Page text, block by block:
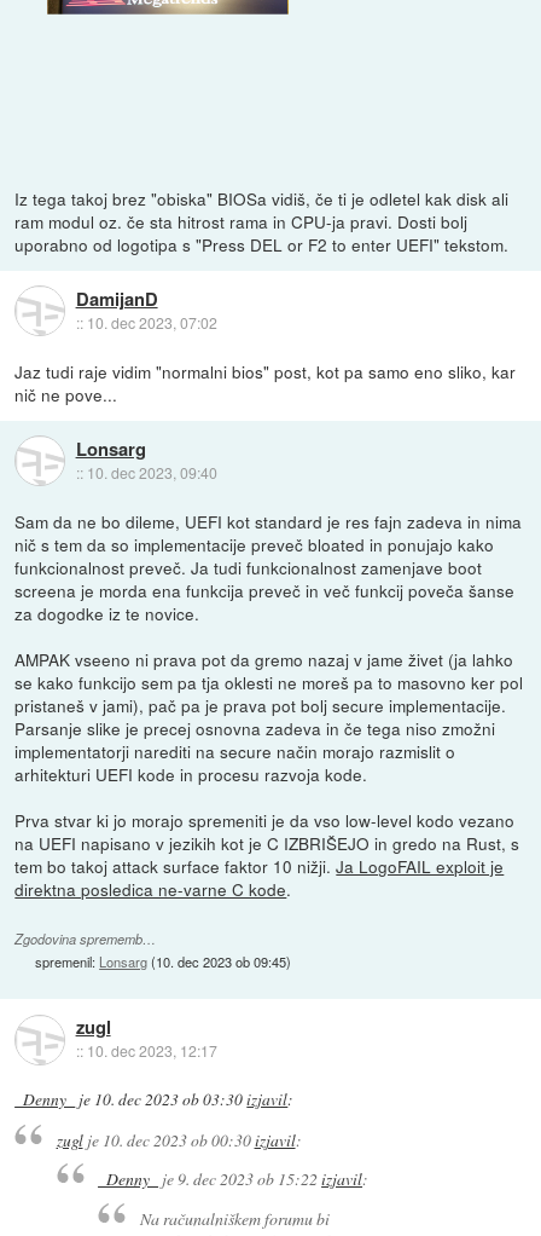
Iz tega takoj brez "obiska" BIOSa vidiš, če ti je odletel kak disk ali
ram modul oz. če sta hitrost rama in CPU-ja pravi. Dosti bolj
uporabno od logotipa s "Press DEL or F2 to enter UEFI" tekstom.
DamijanD
:: 10. dec 2023, 07:02
Jaz tudi raje vidim "normalni bios" post, kot pa samo eno sliko, kar
nič ne pove...
Lonsarg
:: 10. dec 2023, 09:40
Sam da ne bo dileme, UEFI kot standard je res fajn zadeva in nima
nič s tem da so implementacije preveč bloated in ponujajo kako
funkcionalnost preveč. Ja tudi funkcionalnost zamenjave boot
screena je morda ena funkcija preveč in več funkcij poveča šanse
za dogodke iz te novice.
AMPAK vseeno ni prava pot da gremo nazaj v jame živet (ja lahko
se kako funkcijo sem pa tja oklesti ne moreš pa to masovno ker pol
pristaneš v jami), pač pa je prava pot bolj secure implementacije.
Parsanje slike je precej osnovna zadeva in če tega niso zmožni
implementatorji narediti na secure način morajo razmislit o
arhitekturi UEFI kode in procesu razvoja kode.
Prva stvar ki jo morajo spremeniti je da vso low-level kodo vezano
na UEFI napisano v jezikih kot je C IZBRIŠEJO in gredo na Rust, s
tem bo takoj attack surface faktor 10 nižji.Ja LogoFAIL exploit je
direktna posledica ne-varne C kode.
Zgodovina sprememb…
spremenil: Lonsarg(10. dec 2023 ob 09:45)
zugl
:: 10. dec 2023, 12:17
_Denny_ je 10. dec 2023 ob 03:30izjavil:
zuglje 10. dec 2023 ob 00:30izjavil:
_Denny_ je9. dec 2023 ob 15:22izjavil:
Na računalniškem forumu bi